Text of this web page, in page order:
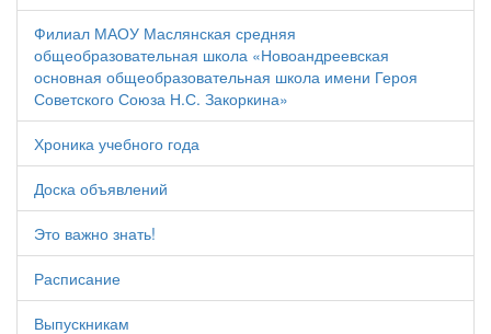
Филиал МАОУ Маслянская средняя
общеобразовательная школа «Новоандреевская
основная общеобразовательная школа имени Героя
Советского Союза Н.С. Закоркина»
Хроника учебного года
Доска объявлений
Это важно знать!
Расписание
Выпускникам